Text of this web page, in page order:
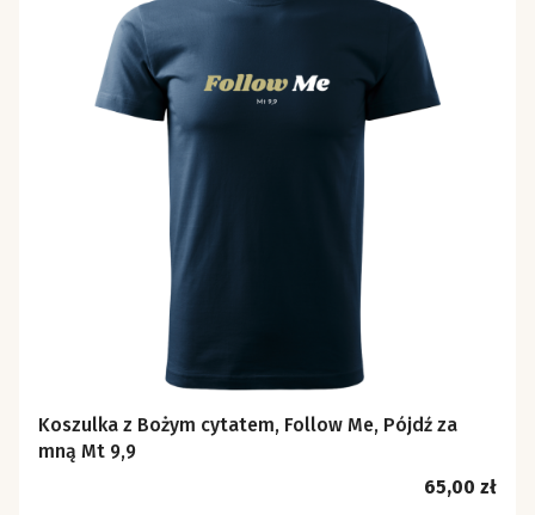
Koszulka z Bożym cytatem, Follow Me, Pójdź za
mną Mt 9,9
Cena
65,00 zł